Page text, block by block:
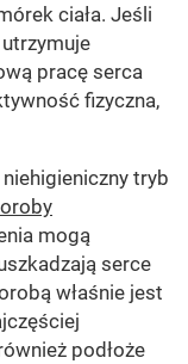
ciała. Jeśli
pracę serca
fizyczna,
tryb
mogą
serce
właśnie jest
podłoże